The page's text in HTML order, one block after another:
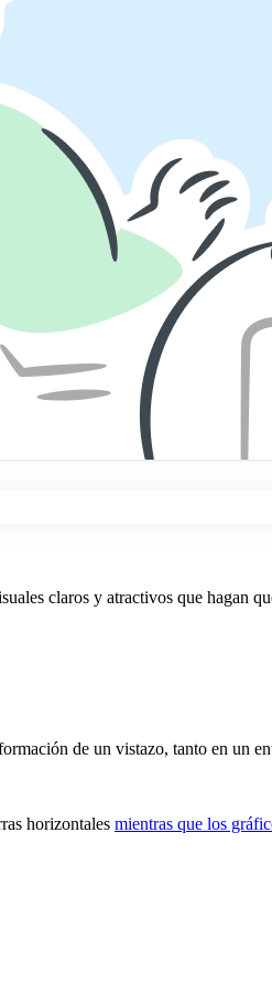
claros y atractivos que hagan
de un vistazo, tanto en un
horizontales mientras que los